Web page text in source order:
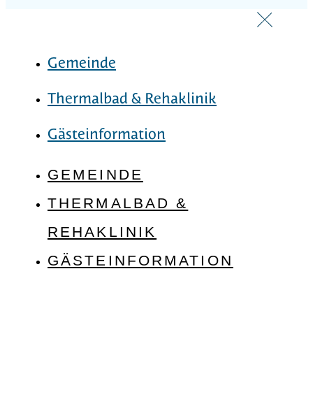
Gemeinde
Thermalbad & Rehaklinik
Gästeinformation
GEMEINDE
THERMALBAD &
REHAKLINIK
GÄSTEINFORMATION